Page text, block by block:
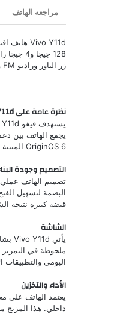
مراجعه الهاتف
زر الباور وراديو FM ومدخل 3.5 مم.
نظرة عامة على Vivo Y11d
OriginOS 6 المبنية على Android 16 لتقديم تجربة برمجية حديثة.
التصميم وجودة
البصمة لتسهيل
قبضة كبيرة نتيجة
الشاشة
اليومي والتطبيقات
الأداء والتخزين
داخلي. هذا المزيج